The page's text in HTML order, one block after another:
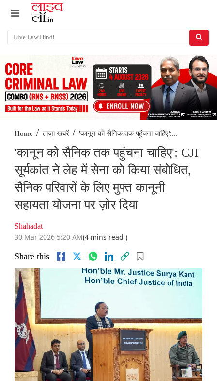
Home / ताज़ा खबरें / 'कानून को सैनिक तक पहुंचना चाहिए':...
'कानून को सैनिक तक पहुंचना चाहिए': CJI
सूर्यकांत ने लेह में सेना को किया संबोधित,
सैनिक परिवारों के लिए मुफ्त कानूनी
सहायता योजना पर ज़ोर दिया
Shahadat
30 Mar 2026 5:20 AM(4 mins read )
Share this